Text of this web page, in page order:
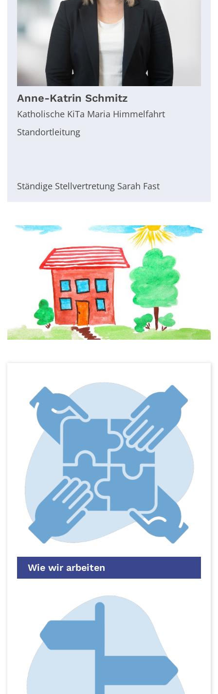
Anne-Katrin Schmitz
Katholische KiTa Maria Himmelfahrt
Standortleitung
Ständige Stellvertretung Sarah Fast
Wie wir arbeiten